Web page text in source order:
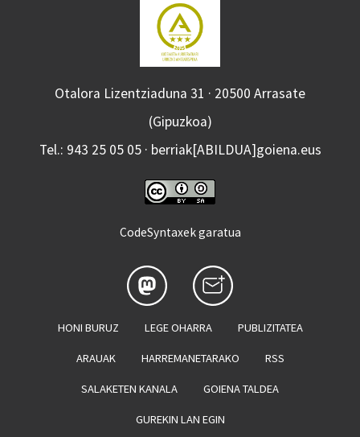
Otalora Lizentziaduna 31 · 20500 Arrasate
(Gipuzkoa)
Tel.: 943 25 05 05 · berriak[ABILDUA]goiena.eus
CodeSyntaxek garatua
HONI BURUZ LEGE OHARRA PUBLIZITATEA
ARAUAK HARREMANETARAKO RSS
SALAKETEN KANALA GOIENA TALDEA
GUREKIN LAN EGIN